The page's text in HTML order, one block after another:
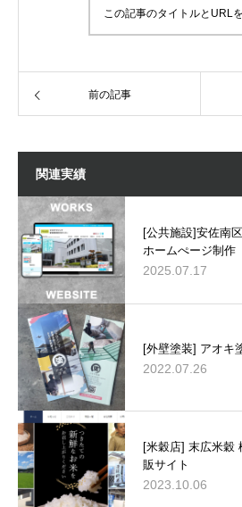
この記事のタイトルとURL
前の記事
関連実績
[公共施設]安佐南
ホームぺージ制作
2025.07.17
[外壁塗装] アオキ
2022.07.26
[米穀店] 末広米穀
販サイト
2023.10.06